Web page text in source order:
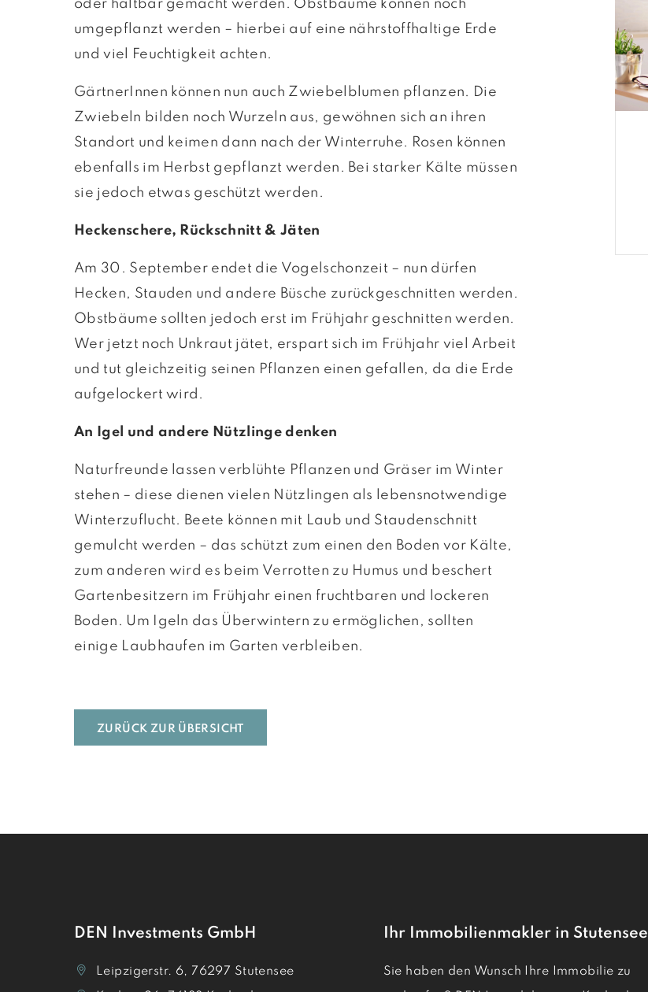
oder haltbar gemacht werden. Obstbäume können noch
umgepflanzt werden – hierbei auf eine nährstoffhaltige Erde
und viel Feuchtigkeit achten.
GärtnerInnen können nun auch Zwiebelblumen pflanzen. Die
Zwiebeln bilden noch Wurzeln aus, gewöhnen sich an ihren
Standort und keimen dann nach der Winterruhe. Rosen können
ebenfalls im Herbst gepflanzt werden. Bei starker Kälte müssen
sie jedoch etwas geschützt werden.
Heckenschere, Rückschnitt & Jäten
Am 30. September endet die Vogelschonzeit – nun dürfen
Hecken, Stauden und andere Büsche zurückgeschnitten werden.
Obstbäume sollten jedoch erst im Frühjahr geschnitten werden.
Wer jetzt noch Unkraut jätet, erspart sich im Frühjahr viel Arbeit
und tut gleichzeitig seinen Pflanzen einen gefallen, da die Erde
aufgelockert wird.
An Igel und andere Nützlinge denken
Naturfreunde lassen verblühte Pflanzen und Gräser im Winter
stehen – diese dienen vielen Nützlingen als lebensnotwendige
Winterzuflucht. Beete können mit Laub und Staudenschnitt
gemulcht werden – das schützt zum einen den Boden vor Kälte,
zum anderen wird es beim Verrotten zu Humus und beschert
Gartenbesitzern im Frühjahr einen fruchtbaren und lockeren
Boden. Um Igeln das Überwintern zu ermöglichen, sollten
einige Laubhaufen im Garten verbleiben.
ZURÜCK ZUR ÜBERSICHT
DEN Investments GmbH
Leipzigerstr. 6, 76297 Stutensee
Ihr Immobilienmakler in Stutensee
Sie haben den Wunsch Ihre Immobilie zu